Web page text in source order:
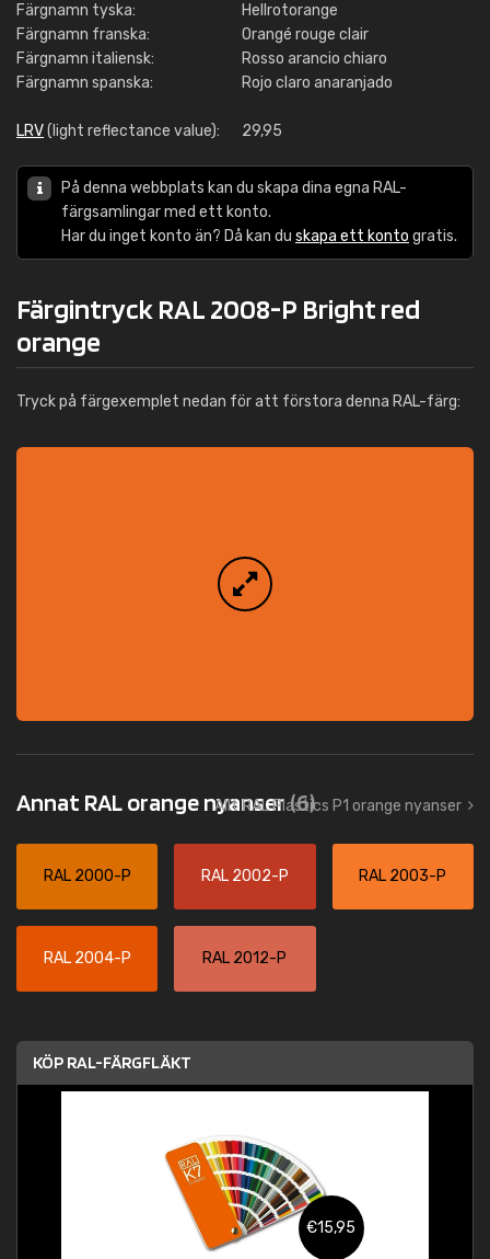
Färgnamn tyska:
Hellrotorange
Färgnamn franska:
Orangé rouge clair
Färgnamn italiensk:
Rosso arancio chiaro
Färgnamn spanska:
Rojo claro anaranjado
LRV(light reflectance value): 29,95
På denna webbplats kan du skapa dina egna RAL-
färgsamlingar med ett konto.
Har du inget konto än? Då kan du skapa ett konto gratis.
Färgintryck RAL 2008-P Bright red
orange
Tryck på färgexemplet nedan för att förstora denna RAL-färg:
Annat RAL orange nyanser(6)
Allt RAL Plastics P1 orange nyanser
RAL 2000-P RAL 2002-P RAL 2003-P
RAL 2004-P RAL 2012-P
KÖP RAL-FÄRGFLÄKT
€15,95